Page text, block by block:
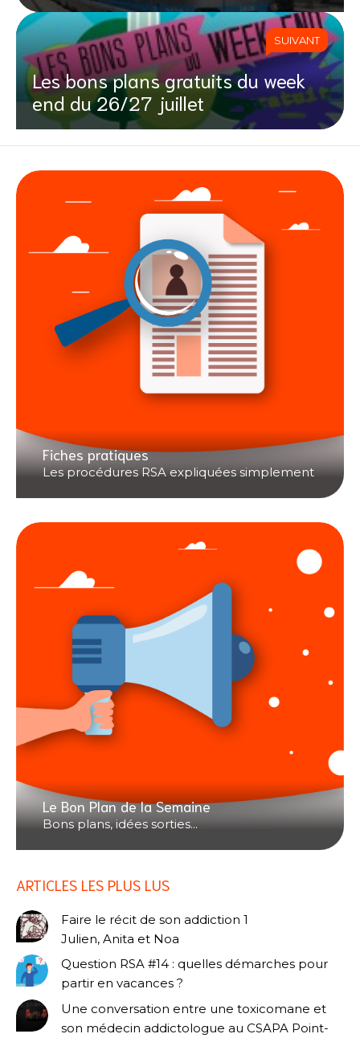
SUIVANT
Les bons plans gratuits du week
end du 26/27 juillet
Fiches pratiques
Les procédures RSA expliquées simplement
Le Bon Plan de la Semaine
Bons plans, idées sorties...
ARTICLES LES PLUS LUS
Faire le récit de son addiction 1
Julien, Anita et Noa
Question RSA #14 : quelles démarches pour
partir en vacances ?
Une conversation entre une toxicomane et
son médecin addictologue au CSAPA Point-